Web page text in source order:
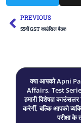
Prev
PREVIOUS
55वीं GST काउंसिल बैठक
क्या आपको Apni
Affairs, Test Series
हमारी विशेषज्ञ
करेगीं, बल्कि आपको
परीक्षा